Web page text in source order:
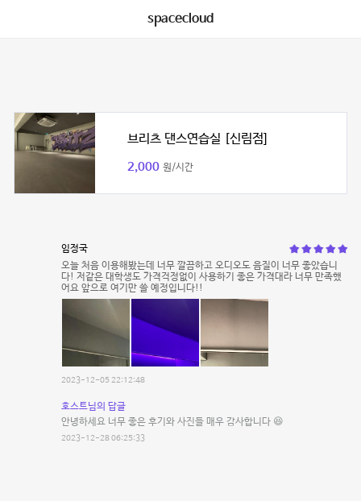
spacecloud
브리츠 댄스연습실 [신림점]
2,000 원/시간
임정국
오늘 처음 이용해봤는데 너무 깔끔하고 오디오도 음질이 너무 좋았습니
다! 저같은 대학생도 가격걱정없이 사용하기 좋은 가격대라 너무 만족했
어요 앞으로 여기만 쓸 예정입니다!!
2023-12-05 22:12:48
호스트님의 답글
안녕하세요 너무 좋은 후기와 사진들 매우 감사합니다 😆
2023-12-28 06:25:33